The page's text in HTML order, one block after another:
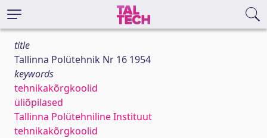
title
Tallinna Polütehnik Nr 16 1954
keywords
tehnikakõrgkoolid
üliõpilased
Tallinna Polütehniline Instituut
tehnikakõrgkoolid